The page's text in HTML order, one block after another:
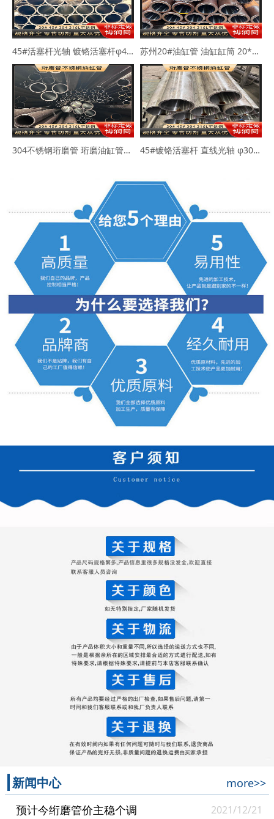
45#活塞杆光轴 镀铬活塞杆φ40-50mm 苏州20#油缸管 油缸缸筒 20*30 40*50
304不锈钢珩磨管 珩磨油缸管63*73 80*89 45#镀铬活塞杆 直线光轴 φ30-45-50mm
新闻中心
more>>
预计今绗磨管价主稳个调
2021/12/21